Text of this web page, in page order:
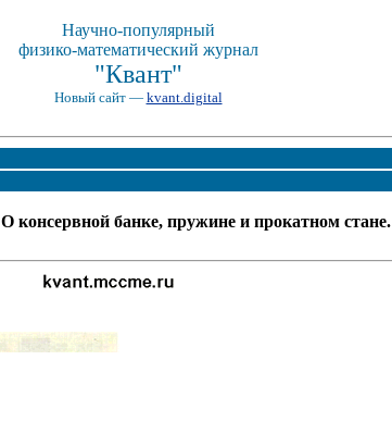
Научно-популярный
физико-математический журнал
"Квант"
Новый сайт — kvant.digital
О консервной банке, пружине и прокатном стане.